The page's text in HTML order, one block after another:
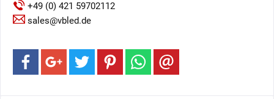
+49 (0) 421 59702112
sales@vbled.de